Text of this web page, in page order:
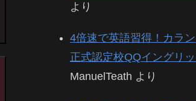
より
4倍速で英語習得！カラ
正式認定校QQイングリ
ManuelTeath より